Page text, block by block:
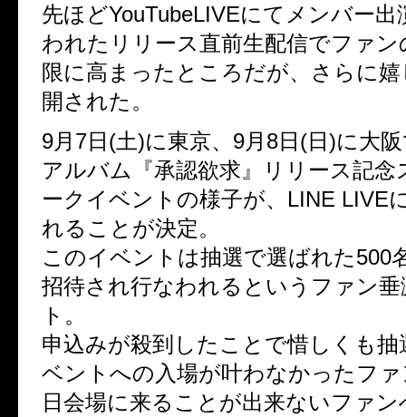
先ほどYouTubeLIVEにてメンバー
われたリリース直前生配信でファン
限に高まったところだが、さらに
開された。
9月7日(土)に東京、9月8日(日)に大
アルバム『承認欲求』リリース記
ークイベントの様子が、LINE LIVE
れることが決定。
このイベントは抽選で選ばれた500
招待され行なわれるというファン
ト。
申込みが殺到したことで惜しくも抽
ベントへの入場が叶わなかったフ
日会場に来ることが出来ないファ